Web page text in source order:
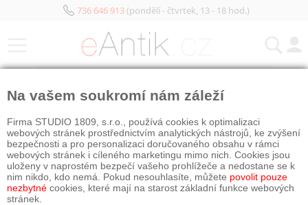
736 646 913(pondělí - čtvrtek, 13 - 18 hod.)
Na vašem soukromí nám záleží
Firma STUDIO 1809, s.r.o., používá cookies k optimalizaci
webových stránek prostřednictvím analytických nástrojů, ke zvýšení
bezpečnosti a pro personalizaci doručovaného obsahu v rámci
webových stránek i cíleného marketingu mimo nich. Cookies jsou
uloženy v naprostém bezpečí vašeho prohlížeče a nedostane se k
nim nikdo, kdo nemá. Pokud nesouhlasíte, můžete povolit pouze
nezbytné cookies, které mají na starost základní funkce webových
stránek.